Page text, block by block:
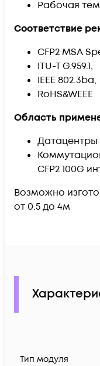
Рабочая
Соответствие
CFP2 MSA
ITU-T G.959.1,
IEEE 802.3ba,
RoHS&WEEE
Область
Датацентры
CFP2 100G
Возможно
от 0.5 до 4м
Тип модуля